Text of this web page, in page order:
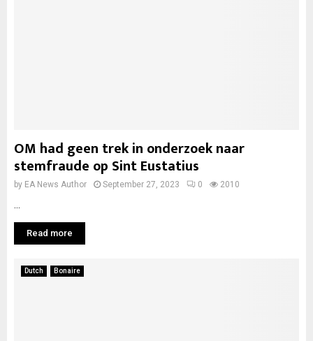
OM had geen trek in onderzoek naar
stemfraude op Sint Eustatius
by EA News Author September 27, 2023 0 2010
Read more
Dutch Bonaire